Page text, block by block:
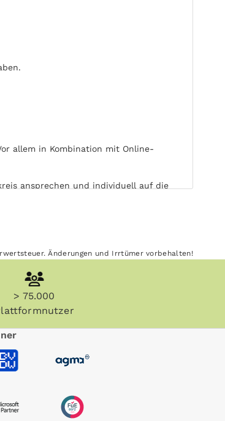
allem in Kombination mit Online-
ansprechen und individuell auf die
freie Wahl von Ort und Zeit der
Werbung in Kieler Express länger und
Medien. Kieler Express kann ohne
Änderungen und Irrtümer vorbehalten!
> 75.000